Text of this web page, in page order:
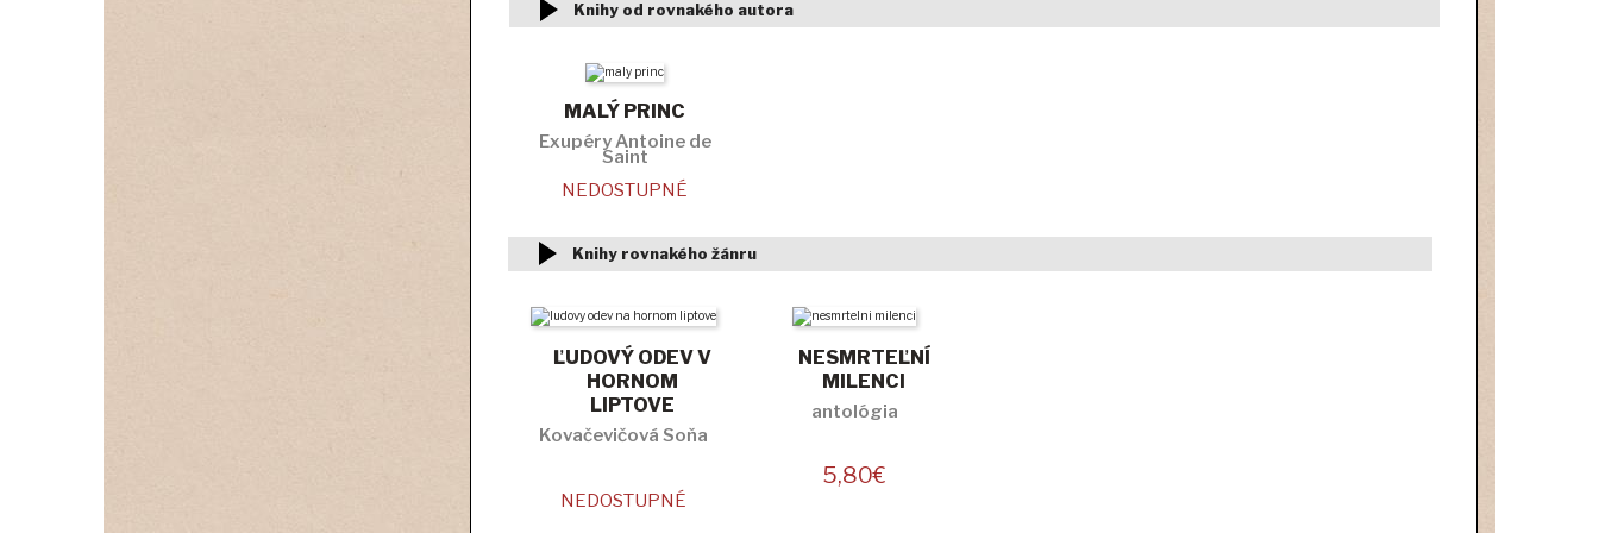
Knihy od rovnakého autora
MALÝ PRINC
Exupéry Antoine de
Saint
NEDOSTUPNÉ
Knihy rovnakého žánru
ĽUDOVÝ ODEV V
HORNOM
LIPTOVE
Kovačevičová Soňa
NEDOSTUPNÉ
NESMRTEĽNÍ
MILENCI
antológia
5,80€